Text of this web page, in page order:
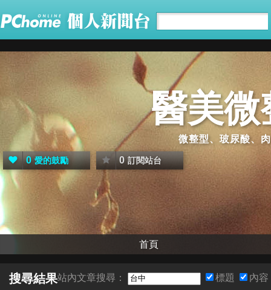
醫美微
微整型、玻尿酸、
0 愛的鼓勵 0 訂閱站台
首頁
搜尋結果站內文章搜尋： 標題 內容